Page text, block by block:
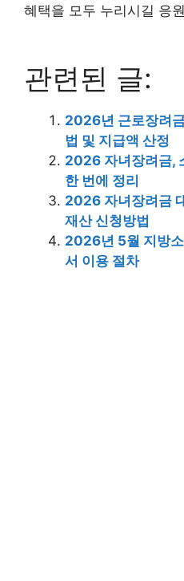
혜택을 모두 누리시길 응
관련된 글:
2026년 근로장려
법 및 지급액 산정
2026 자녀장려금,
한 번에 정리
2026 자녀장려금
재산 신청방법
2026년 5월 지방소
서 이용 절차